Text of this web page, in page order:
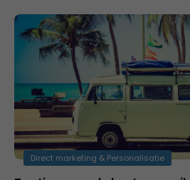
Direct marketing & Personalisatie